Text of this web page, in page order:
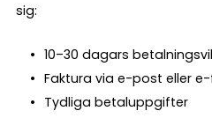
sig:
10–30 dagars
Faktura via e-post eller
Tydliga betaluppgifter